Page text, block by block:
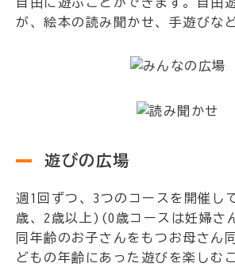
が、絵本の読み聞かせ、手遊びな
遊びの広場
週1回ずつ、3つのコースを開催し
歳、2歳以上)(0歳コースは妊婦さ
同年齢のお子さんをもつお母さん
どもの年齢にあった遊びを楽しむ